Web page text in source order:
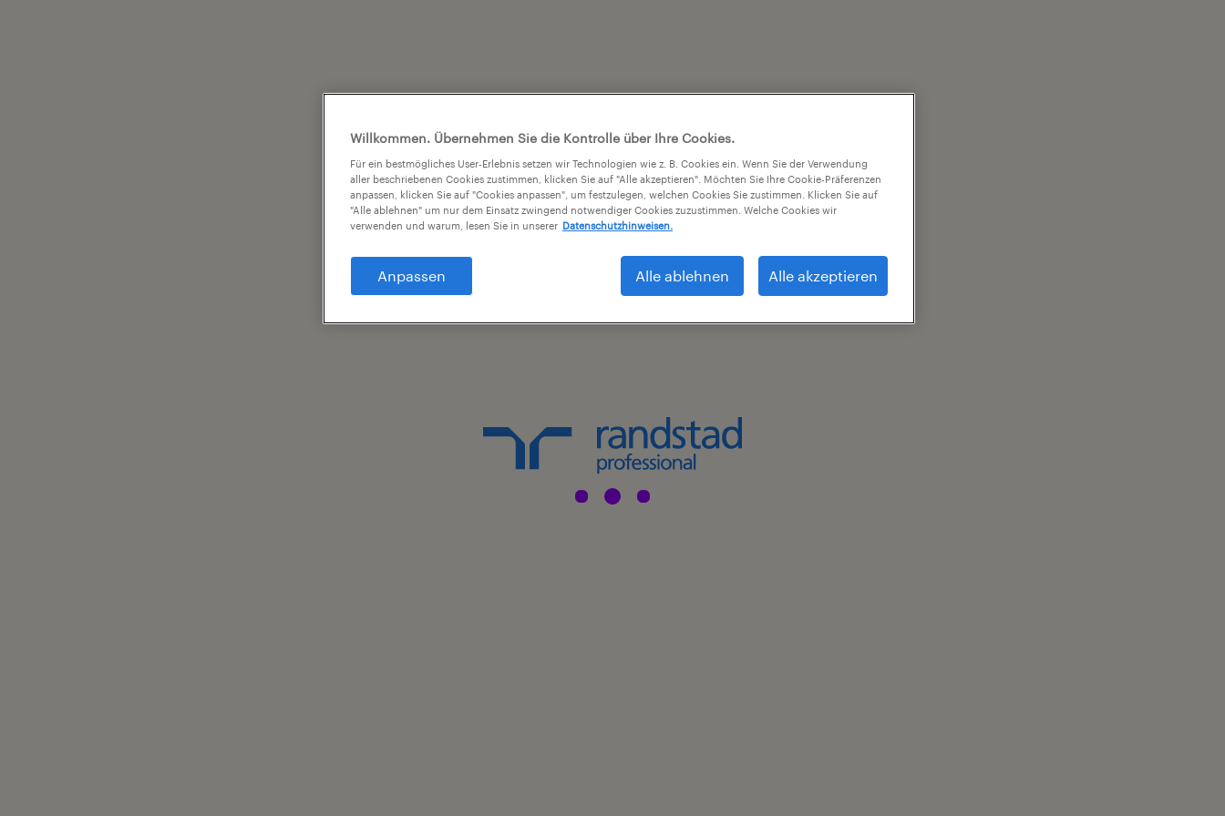
Willkommen. Übernehmen Sie die Kontrolle über Ihre Cookies.
Für ein bestmögliches User-Erlebnis setzen wir Technologien wie z. B. Cookies ein. Wenn Sie der Verwendung
aller beschriebenen Cookies zustimmen, klicken Sie auf "Alle akzeptieren". Möchten Sie Ihre Cookie-Präferenzen
anpassen, klicken Sie auf "Cookies anpassen", um festzulegen, welchen Cookies Sie zustimmen. Klicken Sie auf
"Alle ablehnen" um nur dem Einsatz zwingend notwendiger Cookies zuzustimmen. Welche Cookies wir
verwenden und warum, lesen Sie in unserer Datenschutzhinweisen.
Anpassen Alle ablehnen Alle akzeptieren